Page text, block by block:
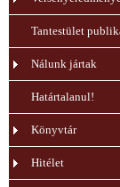
Tantestület
Nálunk jártak
Határtalanul!
Könyvtár
Hitélet